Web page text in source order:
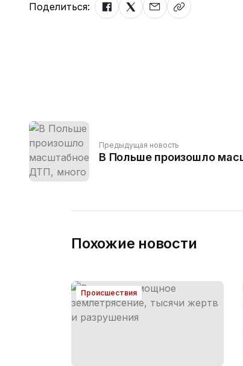
Поделиться:
Предыдущая новость
В Польше произошло
Похожие новости
Происшествия